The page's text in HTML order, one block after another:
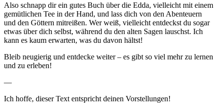
Also schnapp dir ein gutes Buch über die Edda, vielleicht mit einem
gemütlichen Tee in der Hand, und lass dich von den Abenteuern
und den Göttern mitreißen. Wer weiß, vielleicht entdeckst du sogar
etwas über dich selbst, während du den alten Sagen lauschst. Ich
kann es kaum erwarten, was du davon hältst!
Bleib neugierig und entdecke weiter – es gibt so viel mehr zu lernen
und zu erleben!
—
Ich hoffe, dieser Text entspricht deinen Vorstellungen!